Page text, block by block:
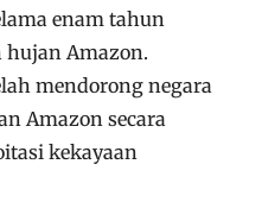
enam tahun
Amazon.
mendorong negara
Amazon secara
kekayaan